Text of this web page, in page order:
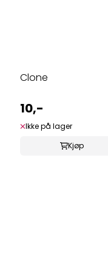
Clone
10,-
Ikke på lager
Kjøp